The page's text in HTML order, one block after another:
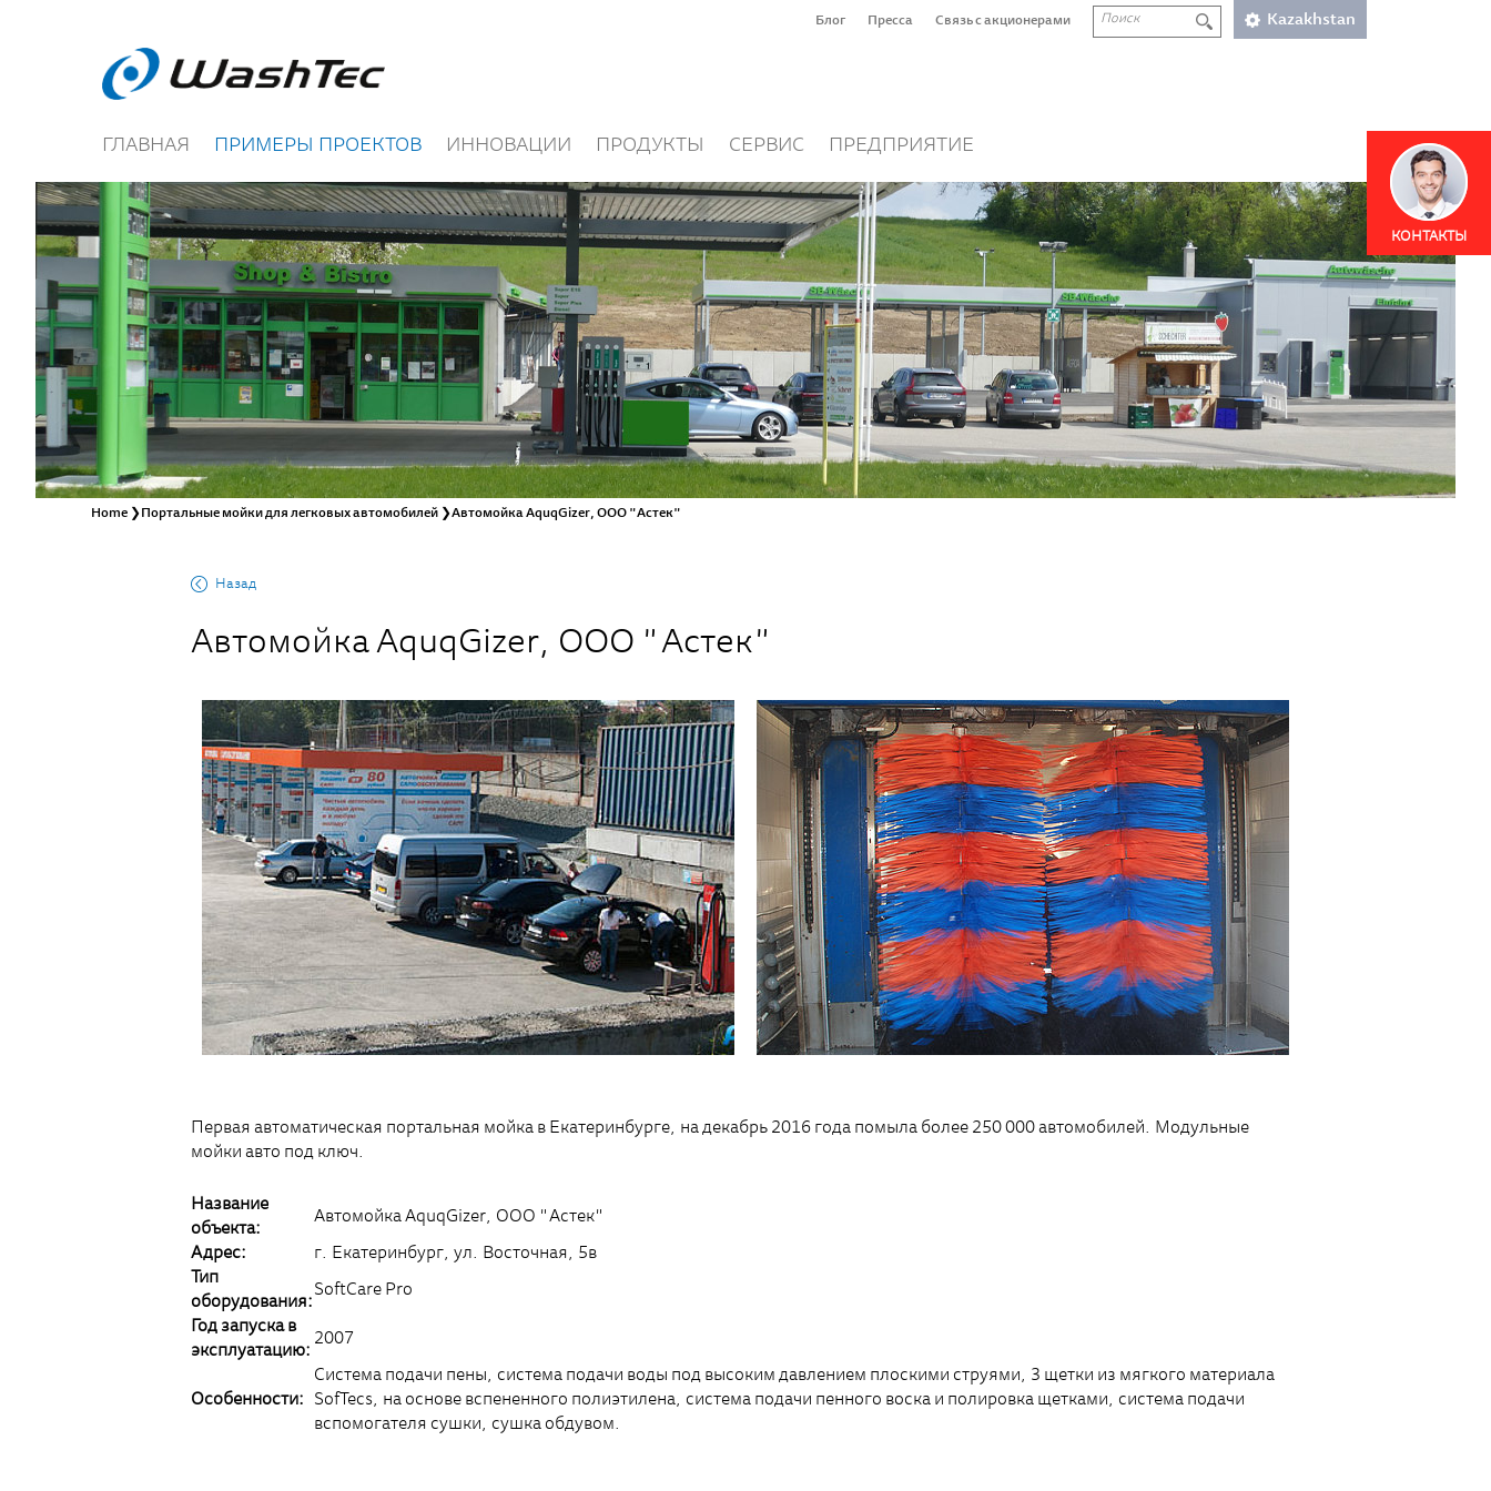
Блог Пресса Связь с акционерами Kazakhstan
ГЛАВНАЯ ПРИМЕРЫ ПРОЕКТОВ ИННОВАЦИИ ПРОДУКТЫ СЕРВИС ПРЕДПРИЯТИЕ
Home ❯ Портальные мойки для легковых автомобилей ❯Автомойка AquqGizer, ООО "Астек"
КОНТАКТЫ
Назад
Автомойка AquqGizer, ООО "Астек"
Первая автоматическая портальная мойка в Екатеринбурге, на декабрь 2016 года помыла более 250 000 автомобилей. Модульные
мойки авто под ключ.
Название
объекта:
Автомойка AquqGizer, ООО "Астек"
Адрес:
г. Екатеринбург, ул. Восточная, 5в
Тип
оборудования:
SoftCare Pro
Год запуска в
эксплуатацию:
2007
Особенности:
Система подачи пены, система подачи воды под высоким давлением плоскими струями, 3 щетки из мягкого материала
SofTecs, на основе вспененного полиэтилена, система подачи пенного воска и полировка щетками, система подачи
вспомогателя сушки, сушка обдувом.